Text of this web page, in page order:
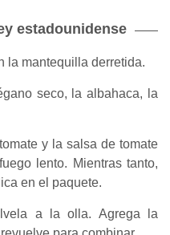
estadounidense
la mantequilla derretida.
seco, la albahaca, la
y la salsa de tomate
lento. Mientras tanto,
en el paquete.
a la olla. Agrega la